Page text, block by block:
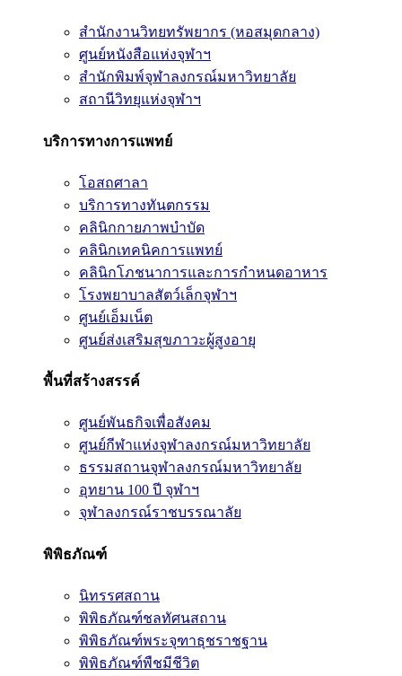
สำนักงานวิทยทรัพยากร (หอสมุดกลาง)
ศูนย์หนังสือแห่งจุฬาฯ
สำนักพิมพ์จุฬาลงกรณ์มหาวิทยาลัย
สถานีวิทยุแห่งจุฬาฯ
บริการทางการแพทย์
โอสถศาลา
บริการทางทันตกรรม
คลินิกกายภาพบำบัด
คลินิกเทคนิคการแพทย์
คลินิกโภชนาการและการกำหนดอาหาร
โรงพยาบาลสัตว์เล็กจุฬาฯ
ศูนย์เอ็มเน็ต
ศูนย์ส่งเสริมสุขภาวะผู้สูงอายุ
พื้นที่สร้างสรรค์
ศูนย์พันธกิจเพื่อสังคม
ศูนย์กีฬาแห่งจุฬาลงกรณ์มหาวิทยาลัย
ธรรมสถานจุฬาลงกรณ์มหาวิทยาลัย
อุทยาน 100 ปี จุฬาฯ
จุฬาลงกรณ์ราชบรรณาลัย
พิพิธภัณฑ์
นิทรรศสถาน
พิพิธภัณฑ์ชลทัศนสถาน
พิพิธภัณฑ์พระจุฑาธุชราชฐาน
พิพิธภัณฑ์พืชมีชีวิต